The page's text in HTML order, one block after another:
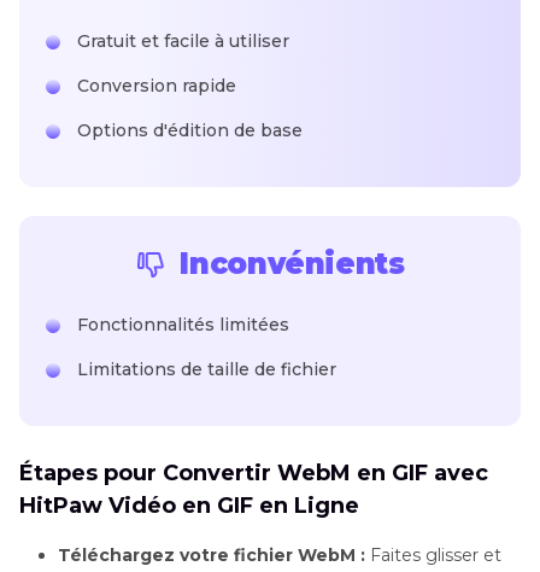
Gratuit et facile à utiliser
Conversion rapide
Options d'édition de base
Inconvénients
Fonctionnalités limitées
Limitations de taille de fichier
Étapes pour Convertir WebM en GIF avec
HitPaw Vidéo en GIF en Ligne
Téléchargez votre fichier WebM : Faites glisser et